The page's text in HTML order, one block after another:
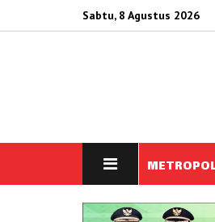
Sabtu, 8 Agustus 2026